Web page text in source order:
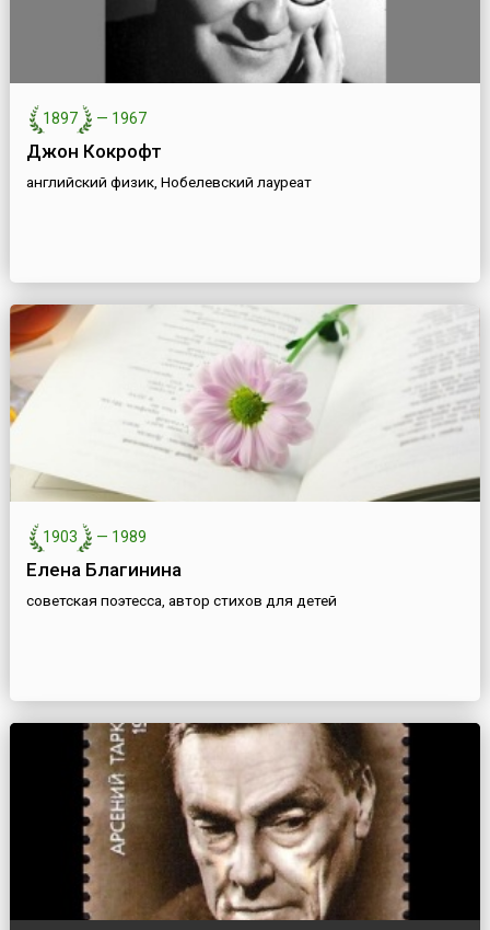
1897 — 1967
Джон Кокрофт
английский физик, Нобелевский лауреат
1903 — 1989
Елена Благинина
советская поэтесса, автор стихов для детей